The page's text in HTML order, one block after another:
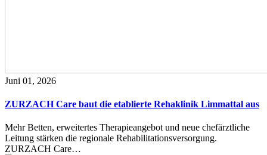
Juni 01, 2026
ZURZACH Care baut die etablierte Rehaklinik Limmattal aus
Mehr Betten, erweitertes Therapieangebot und neue chefärztliche
Leitung stärken die regionale Rehabilitationsversorgung.
ZURZACH Care…